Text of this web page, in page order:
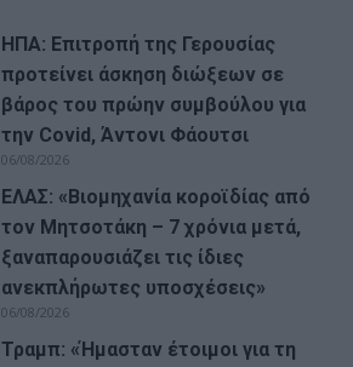
ΗΠΑ: Επιτροπή της Γερουσίας
προτείνει άσκηση διώξεων σε
βάρος του πρώην συμβούλου για
την Covid, Άντονι Φάουτσι
06/08/2026
ΕΛΑΣ: «Βιομηχανία κοροϊδίας από
τον Μητσοτάκη – 7 χρόνια μετά,
ξαναπαρουσιάζει τις ίδιες
ανεκπλήρωτες υποσχέσεις»
06/08/2026
Τραμπ: «Ήμασταν έτοιμοι για τη